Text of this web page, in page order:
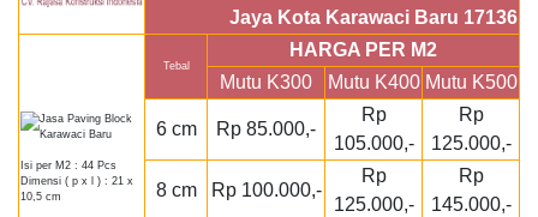
Jaya Kota Karawaci Baru 17136
Isi per M2 : 44 Pcs
Dimensi ( p x l ) : 21 x
10,5 cm
Tebal
HARGA PER M2
Mutu K300
Mutu K400 Mutu K500
6 cm Rp 85.000,-
Rp
105.000,-
Rp
125.000,-
8 cm Rp 100.000,-
Rp
125.000,-
Rp
145.000,-